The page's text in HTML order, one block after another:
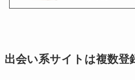
出会い系サイトは複数登